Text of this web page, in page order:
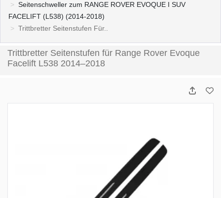
Seitenschweller zum RANGE ROVER EVOQUE I SUV
FACELIFT (L538) (2014-2018)
Trittbretter Seitenstufen Für..
Trittbretter Seitenstufen für Range Rover Evoque
Facelift L538 2014–2018